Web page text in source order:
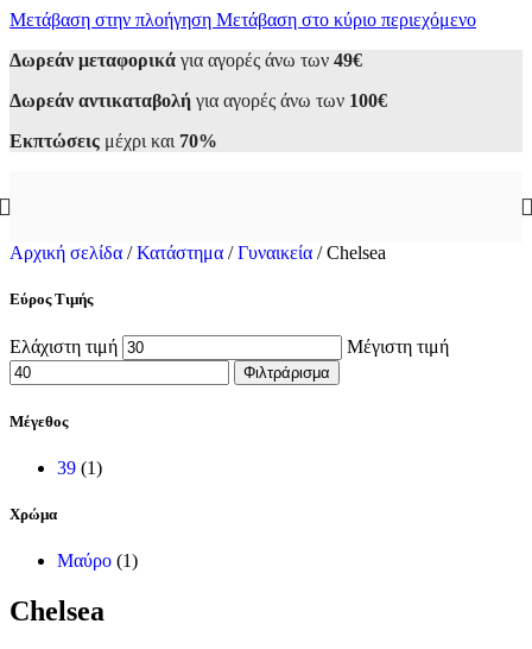
Μετάβαση στην πλοήγηση Μετάβαση στο κύριο περιεχόμενο
Δωρεάν μεταφορικά για αγορές άνω των 49€
Δωρεάν αντικαταβολή για αγορές άνω των 100€
Εκπτώσεις μέχρι και 70%
Αρχική σελίδα / Κατάστημα / Γυναικεία / Chelsea
Εύρος Τιμής
Ελάχιστη τιμή Μέγιστη τιμή
Φιλτράρισμα
Μέγεθος
39 (1)
Χρώμα
Μαύρο (1)
Chelsea